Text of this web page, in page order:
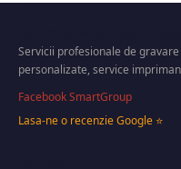
Servicii profesionale de
personalizate, service
Facebook SmartGroup
Lasa-ne o recenzie Google ⭐